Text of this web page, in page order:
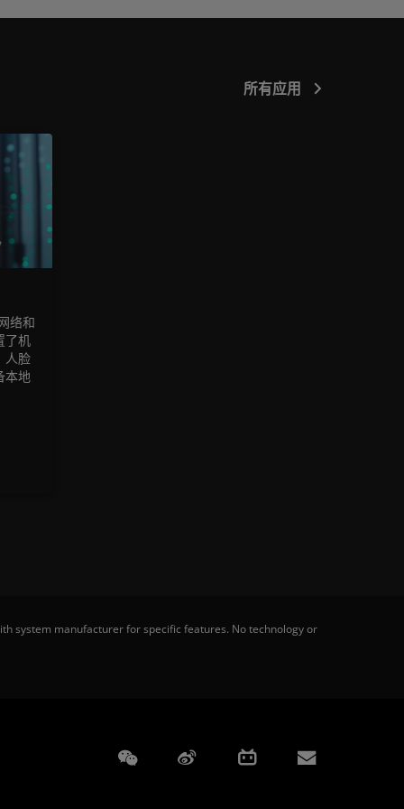
所有应用
络和
了机
人脸
本地
system manufacturer for specific features. No technology or
Weixin Weibo Bilibili